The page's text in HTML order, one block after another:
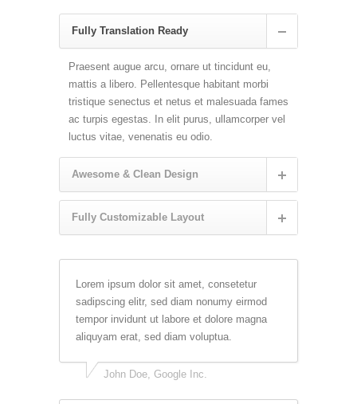
Fully Translation Ready
Praesent augue arcu, ornare ut tincidunt eu,
mattis a libero. Pellentesque habitant morbi
tristique senectus et netus et malesuada fames
ac turpis egestas. In elit purus, ullamcorper vel
luctus vitae, venenatis eu odio.
Awesome & Clean Design
Fully Customizable Layout
Lorem ipsum dolor sit amet, consetetur
sadipscing elitr, sed diam nonumy eirmod
tempor invidunt ut labore et dolore magna
aliquyam erat, sed diam voluptua.
John Doe, Google Inc.